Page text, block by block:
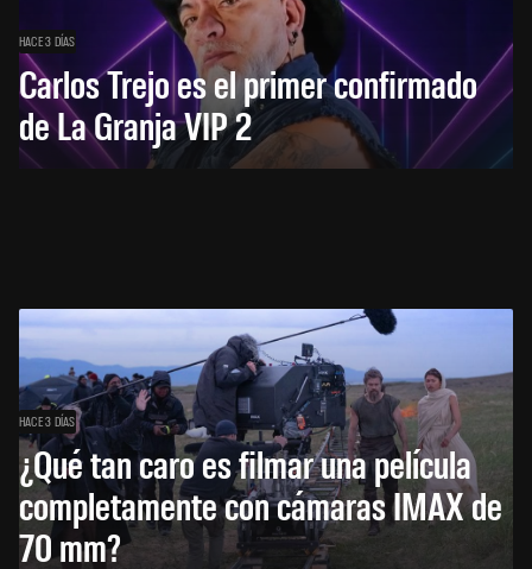
HACE 3 DÍAS
Carlos Trejo es el primer confirmado
de La Granja VIP 2
HACE 3 DÍAS
¿Qué tan caro es filmar una película
completamente con cámaras IMAX de
70 mm?